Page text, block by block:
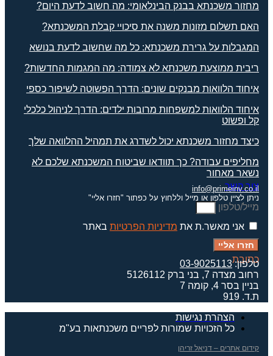
מחזור משכנתא בבנק הבינלאומי: מה חשוב לדעת היום?
האם תשלום מזונות משנה את סיכויי קבלת המשכנתא?
המגבלות על גרירת משכנתא: כל מה שחשוב לדעת בנושא
ריבית ממוצעת משכנתא לא צמודה: מה המגמות החדשות?
איחוד הלוואות מבנקים שונים: הדרך הפשוטה לשיפור כספי
איחוד הלוואות למשפחות מרובות ילדים: הדרך לניהול כלכלי
קל ופשוט
כיצד מחזור משכנתא יכול לשדרג את תמהיל ההלוואה שלך
מחליפים עבודה? כך תוודאו שביטוח המשכנתא שלכם לא
נשאר מאחור
צור קשר
info@primeinv.co.il
ניתן לציין טלפון או מייל וללחוץ על כפתור "חזרו אליי"
מייל/טלפון
אני מאשר.ת את מדיניות הפרטיות באתר
חזרו אליי
כתובת
טלפון:03-9025113
רחוב מצדה 7, בני ברק 5126112
בניין בסר 4, קומה 7
ת.ד. 919
הצהרת נגישות
כל הזכויות שמורות לפריים משכנתאות בע"מ
קידום אתרים – דניאל זריהן